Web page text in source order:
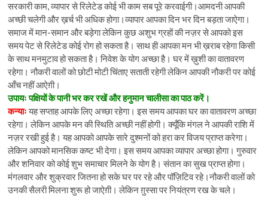
सरकारी काम, व्यापार से रिलेटेड कोई भी काम सब पूरे करवाईगी।आमदनी आपकी
अच्छी चलेगी और ख़र्च भी अधिक होगा।व्यापार आपका दिन भर दिन बड़ता जाऐगा।
समाज में मान-समान और बड़ेगा लेकिन कुछ अशुभ ग्रहों की नज़र से आपको इस
समय पेट से रिलेटेड कोई रोग हो सकता है। साथ ही आपका मन भी ख़राब रहेगा किसी
के साथ मनमुटाव हो सकता है। निवेश के योग अच्छा है। घर में ख़ुशी का वातावरण
रहेगा। नौकरी वालों को छोटी मोटी चिंताए सताती रहेगी लेकिन आपकी नौकरी पर कोई
आँच नहीं आऐग़ी।
उपायः पक्षियों के पानी भर कर रखें और हनुमान चालीसा का पाठ करें।
कन्याः यह सप्ताह आपके लिए अच्छा रहेगा। इस समय आपका घर का वातावरण अच्छा
रहेगा। लेकिन आपके मन की स्थिति अच्छी नहीं होगी। क्यूँकि मंगल ने आपकी राशि में
नज़र रखी हुई है। यह आपको आपके सारे दुश्मनों को हरा कर विजय प्राप्त करेगा।
लेकिन आपको मानसिक कष्ट भी देगा। इस समय आपका व्यापार अच्छा होगा। गुरुवार
और शनिवार को कोई शुभ समाचार मिलने के योग है। संतान का सुख प्राप्त होगा।
मंगलवार और शुक्रवार जितना हो सके घर पर रहे और पॉज़िटिव रहे।नौकरी वालों को
उनकी सैलरी मिलना शुरू हो जाऐग़ी। लेकिन ग़ुस्सा पर नियंत्रण रख के चले।